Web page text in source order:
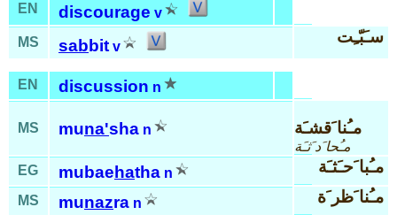
EN discourage v
MS
sabbit v
سـَبّـِت
EN discussion n
MS muna'sha n مـُنا َقشـَة
مـُحا َد َثـَة
EG
mubaehatha n مـُبا َحـَثـَة
MS munazra n مـُنا َظر َة